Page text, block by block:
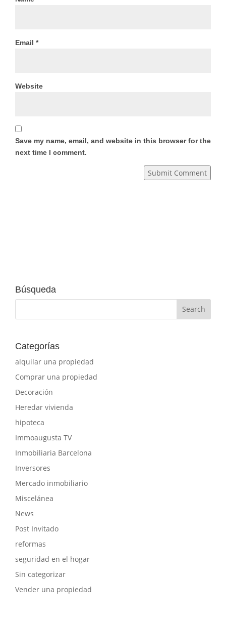
Email *
Website
Save my name, email, and website in this browser for the
next time I comment.
Submit Comment
Búsqueda
Categorías
alquilar una propiedad
Comprar una propiedad
Decoración
Heredar vivienda
hipoteca
Immoaugusta TV
Inmobiliaria Barcelona
Inversores
Mercado inmobiliario
Miscelánea
News
Post Invitado
reformas
seguridad en el hogar
Sin categorizar
Vender una propiedad